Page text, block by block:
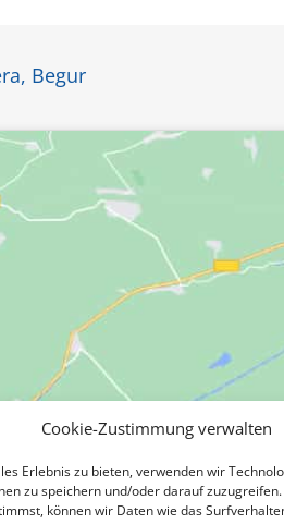
Cookie-Zustimmung verwalten
Erlebnis zu bieten, verwenden wir
zu speichern und/oder darauf zuzugreifen.
können wir Daten wie das
Begur